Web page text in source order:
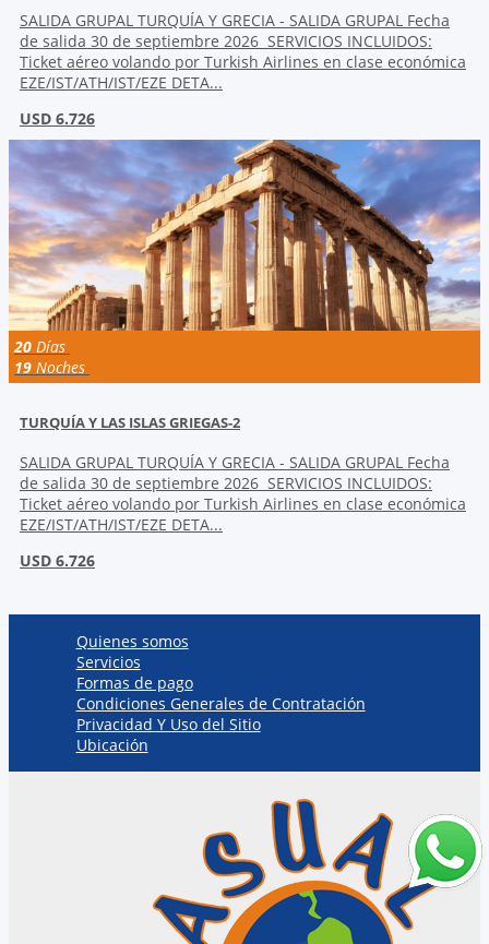
SALIDA GRUPAL TURQUÍA Y GRECIA - SALIDA GRUPAL Fecha
de salida 30 de septiembre 2026 SERVICIOS INCLUIDOS:
Ticket aéreo volando por Turkish Airlines en clase económica
EZE/IST/ATH/IST/EZE DETA...
USD 6.726
20 Días
19 Noches
TURQUÍA Y LAS ISLAS GRIEGAS-2
SALIDA GRUPAL TURQUÍA Y GRECIA - SALIDA GRUPAL Fecha
de salida 30 de septiembre 2026 SERVICIOS INCLUIDOS:
Ticket aéreo volando por Turkish Airlines en clase económica
EZE/IST/ATH/IST/EZE DETA...
USD 6.726
Quienes somos
Servicios
Formas de pago
Condiciones Generales de Contratación
Privacidad Y Uso del Sitio
Ubicación